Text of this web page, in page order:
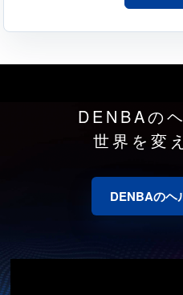
DENBAの
世界を変
DENBAのヘ